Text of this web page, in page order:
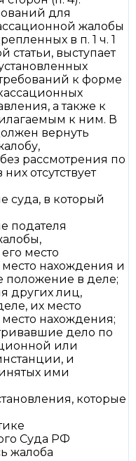
для
жалобы
в п. 1 ч. 1
статьи, выступает
к форме
а также к
к ним. В
вернуть
рассмотрения по
отсутствует
суда, в который
подателя
место
нахождения и
положение в деле;
других лиц,
их место
нахождения;
дело по
или
и
ими
которые
Суда РФ
жалоба